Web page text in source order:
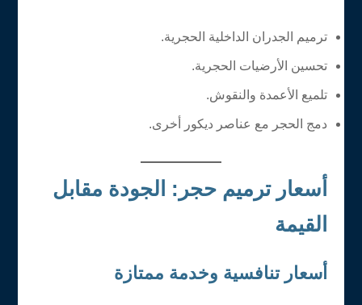
ترميم الجدران الداخلية الحجرية.
تحسين الأرضيات الحجرية.
تلميع الأعمدة والنقوش.
دمج الحجر مع عناصر ديكور أخرى.
أسعار ترميم حجر: الجودة مقابل
القيمة
أسعار تنافسية وخدمة ممتازة